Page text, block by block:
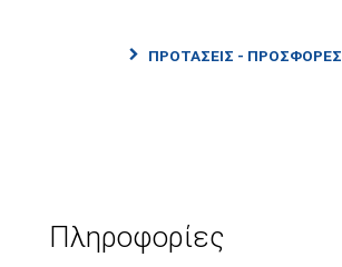
ΠΡΟΤΑΣΕΙΣ - ΠΡΟΣΦΟΡΕΣ
Πληροφορίες